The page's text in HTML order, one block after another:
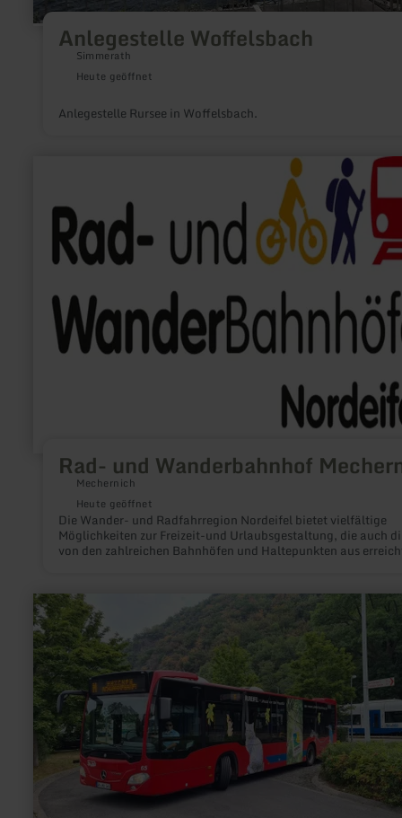
Anlegestelle Woffelsbach
Simmerath
Heute geöffnet
Anlegestelle Rursee in Woffelsbach.
Rad- und Wanderbahnhof
Mechernich
Heute geöffnet
Die Wander- und Radfahrregion Nordeifel bietet vielfältige
Möglichkeiten zur Freizeit-und Urlaubsgestaltung, die auch
von den zahlreichen Bahnhöfen und Haltepunkten aus
am Bahnhof einen Überblick über die Rad- und
Wandermöglichkeiten in der Nähe und wird über eine
Markierung zu den bestehenden Rad- und Wanderwegen
Rad-
Wanderbahnhof
Mechernich
mehr
erfahren
zu:
Rurtalbus
GmbH